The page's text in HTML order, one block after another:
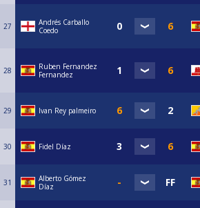
27
Andrés Carballo
Coedo
28
Ruben Fernandez
Fernandez
29 Ivan Rey palmeiro
30 Fidel Díaz
31
Alberto Gómez
Díaz